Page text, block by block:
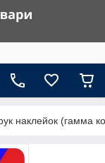
наклейок (гамма